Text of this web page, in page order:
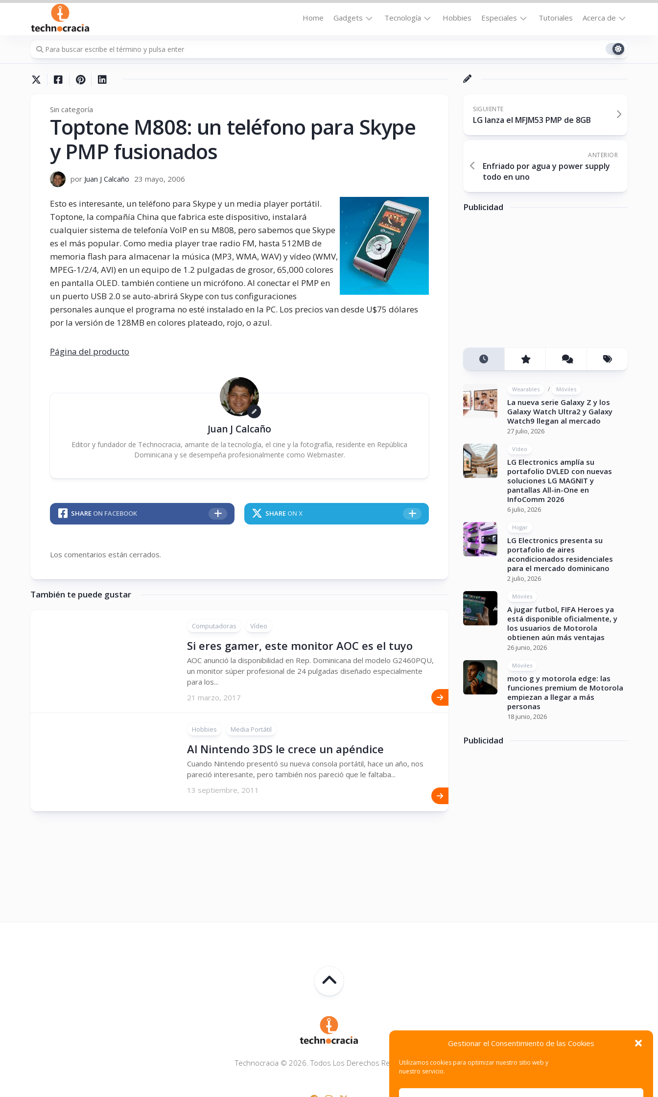
Gestionar el Consentimiento de las Cookies
Utilizamos cookies para optimizar nuestro sitio web y
nuestro servicio.
Saltar
contenido
Home Gadgets
Hogar
Tecnología
Internet
Vídeo
Hobbies Especiales
la
Destacados
Downloads
Tutoriales Acerca de
Contacto
Policy
Sin categoría
Toptone M808: un teléfono para Skype
y PMP fusionados
por Juan J Calcaño 23 mayo, 2006
Esto es interesante, un teléfono para Skype y un media player portátil.
Toptone, la compañía China que fabrica este dispositivo, instalará
cualquier sistema de telefonía VoIP en su M808, pero sabemos que Skype
es el más popular. Como media player trae radio FM, hasta 512MB de
memoria flash para almacenar la música (MP3, WMA, WAV) y vídeo (WMV,
MPEG-1/2/4, AVI) en un equipo de 1.2 pulgadas de grosor, 65,000 colores
en pantalla OLED. también contiene un micrófono. Al conectar el PMP en
un puerto USB 2.0 se auto-abrirá Skype con tus configuraciones
personales aunque el programa no esté instalado en la PC. Los precios van desde U$75 dólares
por la versión de 128MB en colores plateado, rojo, o azul.
Página del producto
Juan J Calcaño
Editor y fundador de Technocracia, amante de la tecnología, el cine y la fotografía, residente en República
Dominicana y se desempeña profesionalmente como Webmaster.
SHARE ON FACEBOOK SHARE ON X
Los comentarios están cerrados.
También te puede gustar
Computadoras Vídeo
Si eres gamer, este monitor AOC es el tuyo
AOC anunció la disponibilidad en Rep. Dominicana del modelo G2460PQU,
un monitor súper profesional de 24 pulgadas diseñado especialmente
para los...
21 marzo, 2017
Hobbies Media Portátil
Al Nintendo 3DS le crece un apéndice
Cuando Nintendo presentó su nueva consola portátil, hace un año, nos
pareció interesante, pero también nos pareció que le faltaba...
13 septiembre, 2011
SIGUIENTE
LG lanza el MFJM53 PMP de 8GB
ANTERIOR
Enfriado por agua y power supply
todo en uno
Publicidad
Wearables / Móviles
La nueva serie Galaxy Z y los
Galaxy Watch Ultra2 y Galaxy
Watch9 llegan al mercado
27 julio, 2026
Vídeo
LG Electronics amplía su
portafolio DVLED con nuevas
soluciones LG MAGNIT y
pantallas All-in-One en
InfoComm 2026
6 julio, 2026
Hogar
LG Electronics presenta su
portafolio de aires
acondicionados residenciales
para el mercado dominicano
2 julio, 2026
Móviles
A jugar futbol, FIFA Heroes ya
está disponible oficialmente, y
los usuarios de Motorola
obtienen aún más ventajas
26 junio, 2026
Móviles
moto g y motorola edge: las
funciones premium de Motorola
empiezan a llegar a más
personas
18 junio, 2026
Publicidad
Technocracia © 2026. Todos Los Derechos Reservados.